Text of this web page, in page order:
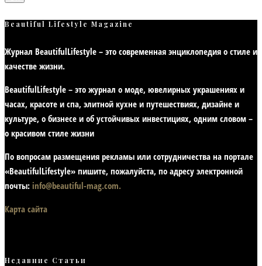
Beautiful Lifestyle Magazine
Журнал BeautifulLifestyle – это современная энциклопедия о стиле и
качестве жизни.
BeautifulLifestyle – это журнал о моде, ювелирных украшениях и
часах, красоте и спа, элитной кухне и путешествиях, дизайне и
культуре, о бизнесе и об устойчивых инвестициях, одним словом –
о красивом стиле жизни
По вопросам размещения рекламы или сотрудничества на портале
«BeautifulLifestyle» пишите, пожалуйста, по адресу электронной
почты: info@beautiful-mag.com.
Карта сайта
Недавние Статьи